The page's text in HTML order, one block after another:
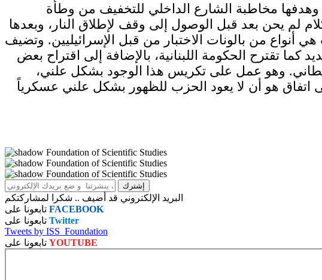
وهدفها مخاطبة الشارع الداخلي للتخفيف من وطأة
لم يحن بعد قبل الوصول إلى وقف لإطلاق النار، وبعدها
أنواع من بالونات الاختبار من قبل الإسرائيليين. وتضيف
اللبناني، وزيادة عديده بحوالى 5 آلاف أو 10 آلاف عنصر جديد كما تقترح الحكومة اللبنانية، بالإضافة إلى اقتراح بعض
وهو عمل على تكريس هذا الوجود بشكل علني،
هو أن لا يعود الحزب للظهور بشكل علني عسكرياً
البريد الإلكتروني قد أضيف .. شكرا لمشاركتكم
FACEBOOK
Twitter
Tweets by ISS_Foundation
YOUTUBE